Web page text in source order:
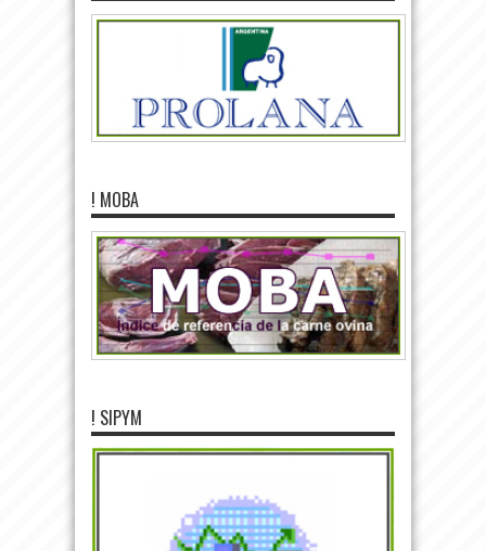
! MOBA
! SIPYM